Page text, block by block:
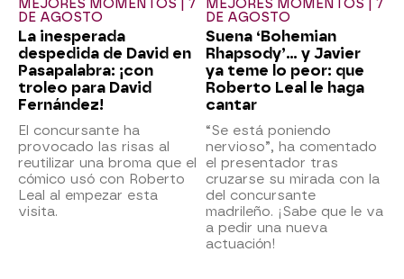
MEJORES MOMENTOS | 7
DE AGOSTO
La inesperada
despedida de David en
Pasapalabra: ¡con
troleo para David
Fernández!
El concursante ha
provocado las risas al
reutilizar una broma que el
cómico usó con Roberto
Leal al empezar esta
visita.
MEJORES MOMENTOS | 7
DE AGOSTO
Suena ‘Bohemian
Rhapsody’... y Javier
ya teme lo peor: que
Roberto Leal le haga
cantar
“Se está poniendo
nervioso”, ha comentado
el presentador tras
cruzarse su mirada con la
del concursante
madrileño. ¡Sabe que le va
a pedir una nueva
actuación!